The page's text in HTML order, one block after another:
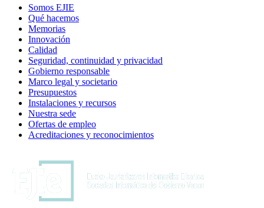
Somos EJIE
Qué hacemos
Memorias
Innovación
Calidad
Seguridad, continuidad y privacidad
Gobierno responsable
Marco legal y societario
Presupuestos
Instalaciones y recursos
Nuestra sede
Ofertas de empleo
Acreditaciones y reconocimientos